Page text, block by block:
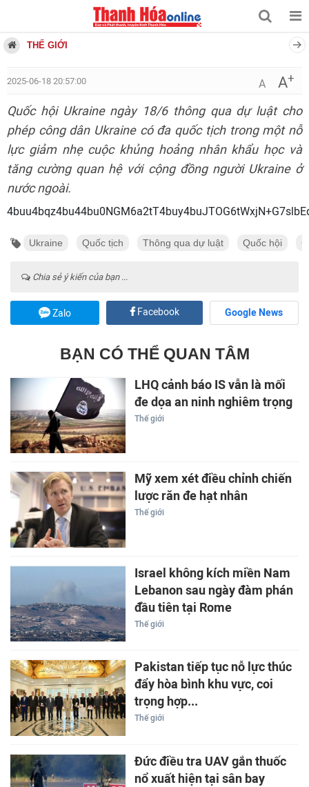
THẾ GIỚI
2025-06-18 20:57:00 A A+
Quốc hội Ukraine ngày 18/6 thông qua dự luật cho
phép công dân Ukraine có đa quốc tịch trong một nỗ
lực giảm nhẹ cuộc khủng hoảng nhân khẩu học và
tăng cường quan hệ với cộng đồng người Ukraine ở
nước ngoài.
Ukraine Quốc tịch Thông qua dự luật Quốc hội
Chia sẻ ý kiến của bạn ...
Zalo Facebook Google News
BẠN CÓ THỂ QUAN TÂM
LHQ cảnh báo IS vẫn là mối
đe dọa an ninh nghiêm trọng
Thế giới
Mỹ xem xét điều chỉnh chiến
lược răn đe hạt nhân
Thế giới
Israel không kích miền Nam
Lebanon sau ngày đàm phán
đầu tiên tại Rome
Thế giới
Pakistan tiếp tục nỗ lực thúc
đẩy hòa bình khu vực, coi
trọng hợp...
Thế giới
Đức điều tra UAV gắn thuốc
nổ xuất hiện tại sân bay